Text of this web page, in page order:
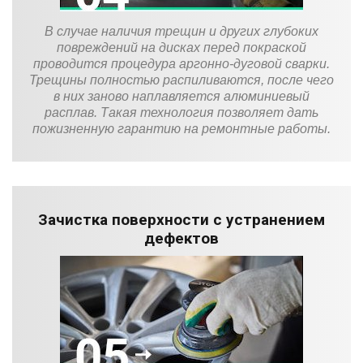
В случае наличия трещин и других глубоких
повреждений на дисках перед покраской
проводится процедура аргонно-дуговой сварки.
Трещины полностью распиливаются, после чего
в них заново наплавляется алюминиевый
расплав. Такая технология позволяет дать
пожизненную гарантию на ремонтные работы.
Зачистка поверхности с устранением
дефектов